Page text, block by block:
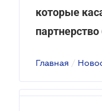
которые
Главная /